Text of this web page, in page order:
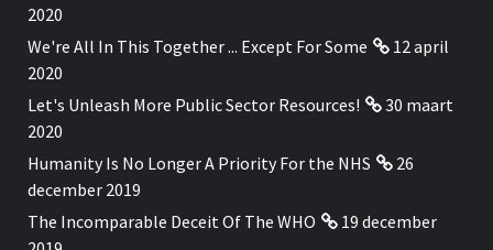
2020
We're All In This Together ... Except For Some
12 april
2020
Let's Unleash More Public Sector Resources!
30 maart
2020
Humanity Is No Longer A Priority For the NHS
26
december 2019
The Incomparable Deceit Of The WHO
19 december